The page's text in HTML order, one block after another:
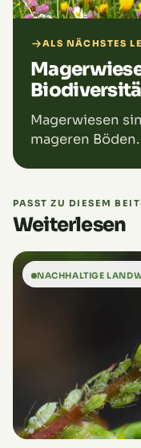
ALS NÄCHSTES
Magerwiesen
mageren
PASST ZU DIESEM
Weiterlesen
NACHHALTIGE